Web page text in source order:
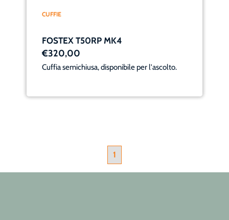
CUFFIE
FOSTEX T50RP MK4
€320,00
Cuffia semichiusa, disponibile per l'ascolto.
1